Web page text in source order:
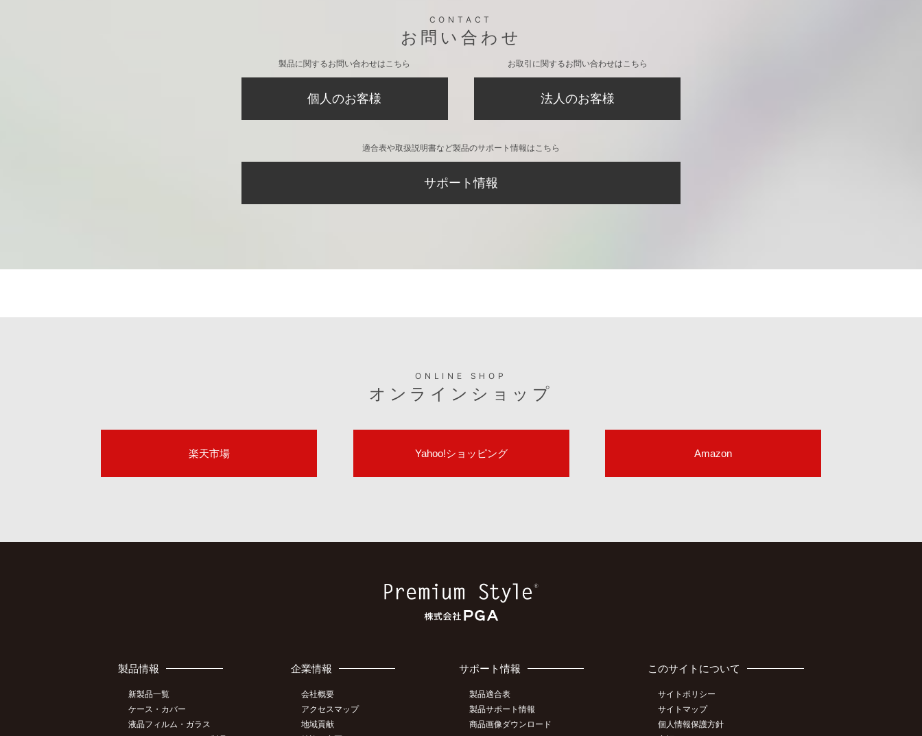
CONTACT
お問い合わせ
製品に関するお問い合わせはこちら
個人のお客様
お取引に関するお問い合わせはこちら
法人のお客様
適合表や取扱説明書など製品のサポート情報はこちら
サポート情報
ONLINE SHOP
オンラインショップ
楽天市場 Yahoo!ショッピング Amazon
製品情報
新製品一覧
ケース・カバー
液晶フィルム・ガラス
企業情報
会社概要
アクセスマップ
地域貢献
サポート情報
製品適合表
製品サポート情報
商品画像ダウンロード
このサイトについて
サイトポリシー
サイトマップ
個人情報保護方針